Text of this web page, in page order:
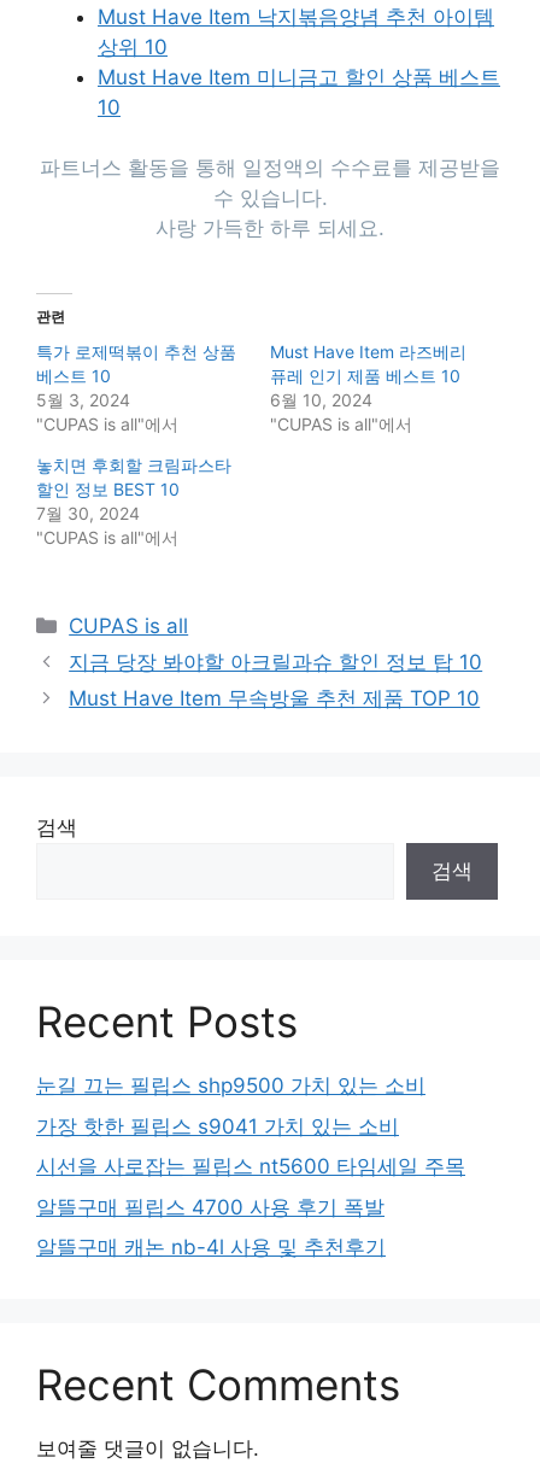
Must Have Item 낙지볶음양념 추천 아이템
상위 10
Must Have Item 미니금고 할인 상품 베스트
10
파트너스 활동을 통해 일정액의 수수료를 제공받을
수 있습니다.
사랑 가득한 하루 되세요.
관련
특가 로제떡볶이 추천 상품
베스트 10
5월 3, 2024
"CUPAS is all"에서
Must Have Item 라즈베리
퓨레 인기 제품 베스트 10
6월 10, 2024
"CUPAS is all"에서
놓치면 후회할 크림파스타
할인 정보 BEST 10
7월 30, 2024
"CUPAS is all"에서
Categories
CUPAS is all
지금 당장 봐야할 아크릴과슈 할인 정보 탑 10
Must Have Item 무속방울 추천 제품 TOP 10
검색
검색
Recent Posts
눈길 끄는 필립스 shp9500 가치 있는 소비
가장 핫한 필립스 s9041 가치 있는 소비
시선을 사로잡는 필립스 nt5600 타임세일 주목
알뜰구매 필립스 4700 사용 후기 폭발
알뜰구매 캐논 nb-4l 사용 및 추천후기
Recent Comments
보여줄 댓글이 없습니다.